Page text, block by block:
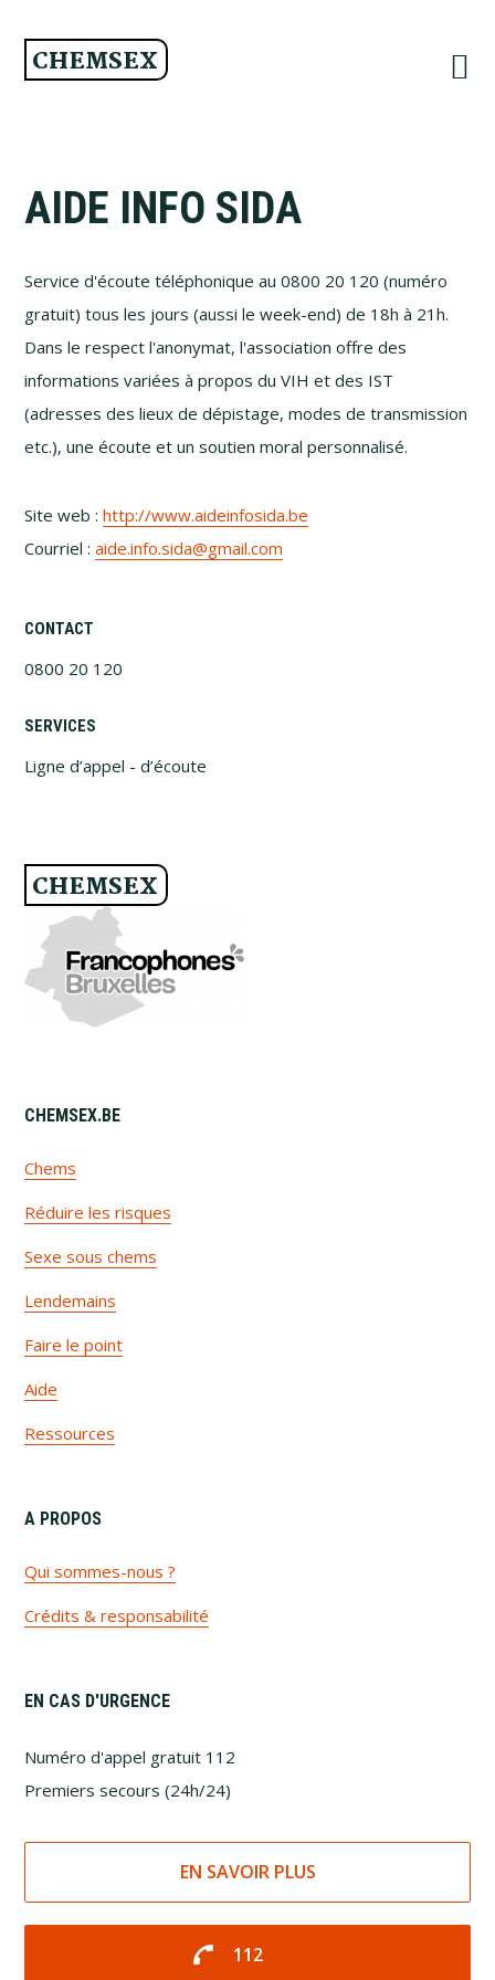
contenu
CHEMSEX
AIDE INFO SIDA
Service d'écoute téléphonique au 0800 20 120 (numéro
gratuit) tous les jours (aussi le week-end) de 18h à 21h.
Dans le respect l'anonymat, l'association offre des
informations variées à propos du VIH et des IST
(adresses des lieux de dépistage, modes de transmission
etc.), une écoute et un soutien moral personnalisé.
Site web :http://www.aideinfosida.be
Courriel :aide.info.sida@gmail.com
CONTACT
0800 20 120
SERVICES
Ligne d’appel - d’écoute
FOOTER
CHEMSEX
CHEMSEX​.BE
Chems
Réduire les risques
Sexe sous chems
Lendemains
Faire le point
Aide
Ressources
A PROPOS
Qui sommes-nous ?
Crédits & responsabilité
EN CAS D'URGENCE
Numéro d'appel gratuit 112
Premiers secours (24h/24)
EN SAVOIR PLUS
112
call